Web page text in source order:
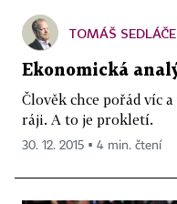
TOMÁŠ
Ekonomická
Člověk chce pořád víc
ráji. A to je prokletí.
30. 12. 2015 ▪ 4 min. čtení